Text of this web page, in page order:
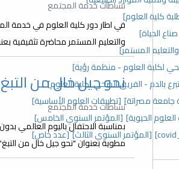
كلية العلوم]
الحياة]
المستمر]
لكلية العلوم - منظمة رؤية]
بالدم - الفريق الصحي لكلية العلوم]
جامعة مصراتة] [تطبيقات العلوم الأساسية]
الحيوية] [المؤتمر السنوي الخامس]
[المؤتمر السنوي الثالث][عدد خاص]
نشاطات خدمة المجتمع
في اطار دور كلية العلوم في خدمة
والتعليم المستمر محاضرة تثقيفية
نحو جيل خال من التبغ
نشاطات خدمة المجتمع
مطوية بعنوان "نحو جيل خال من